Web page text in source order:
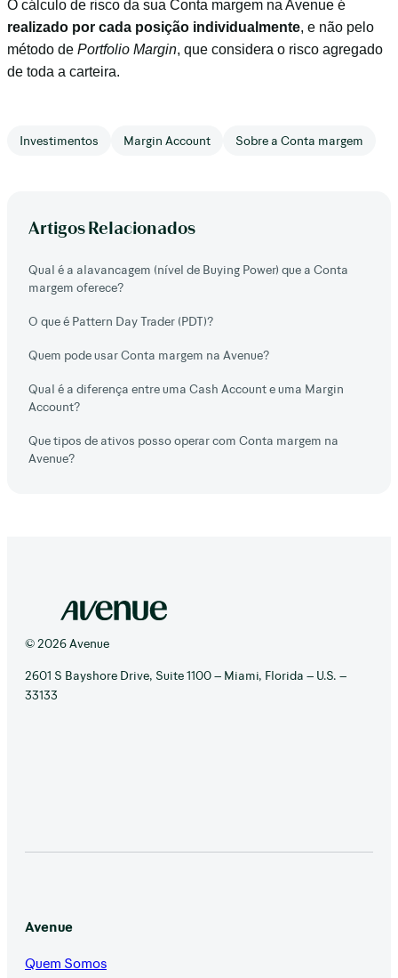
O cálculo de risco da sua Conta margem na Avenue é
realizado por cada posição individualmente, e não pelo
método de Portfolio Margin, que considera o risco agregado
de toda a carteira.
Investimentos Margin Account Sobre a Conta margem
Artigos Relacionados
Qual é a alavancagem (nível de Buying Power) que a Conta
margem oferece?
O que é Pattern Day Trader (PDT)?
Quem pode usar Conta margem na Avenue?
Qual é a diferença entre uma Cash Account e uma Margin
Account?
Que tipos de ativos posso operar com Conta margem na
Avenue?
© 2026 Avenue
2601 S Bayshore Drive, Suite 1100 – Miami, Florida – U.S. –
33133
Avenue
Quem Somos